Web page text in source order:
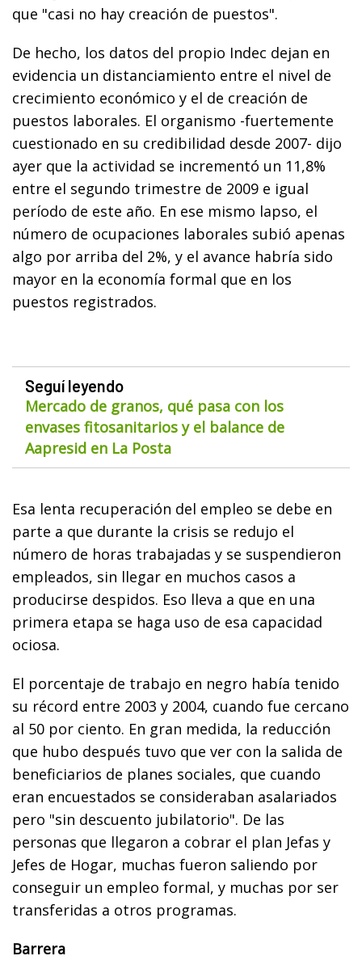
que "casi no hay creación de puestos".
De hecho, los datos del propio Indec dejan en
evidencia un distanciamiento entre el nivel de
crecimiento económico y el de creación de
puestos laborales. El organismo -fuertemente
cuestionado en su credibilidad desde 2007- dijo
ayer que la actividad se incrementó un 11,8%
entre el segundo trimestre de 2009 e igual
período de este año. En ese mismo lapso, el
número de ocupaciones laborales subió apenas
algo por arriba del 2%, y el avance habría sido
mayor en la economía formal que en los
puestos registrados.
Seguí leyendo
Mercado de granos, qué pasa con los
envases fitosanitarios y el balance de
Aapresid en La Posta
Esa lenta recuperación del empleo se debe en
parte a que durante la crisis se redujo el
número de horas trabajadas y se suspendieron
empleados, sin llegar en muchos casos a
producirse despidos. Eso lleva a que en una
primera etapa se haga uso de esa capacidad
ociosa.
El porcentaje de trabajo en negro había tenido
su récord entre 2003 y 2004, cuando fue cercano
al 50 por ciento. En gran medida, la reducción
que hubo después tuvo que ver con la salida de
beneficiarios de planes sociales, que cuando
eran encuestados se consideraban asalariados
pero "sin descuento jubilatorio". De las
personas que llegaron a cobrar el plan Jefas y
Jefes de Hogar, muchas fueron saliendo por
conseguir un empleo formal, y muchas por ser
transferidas a otros programas.
Barrera